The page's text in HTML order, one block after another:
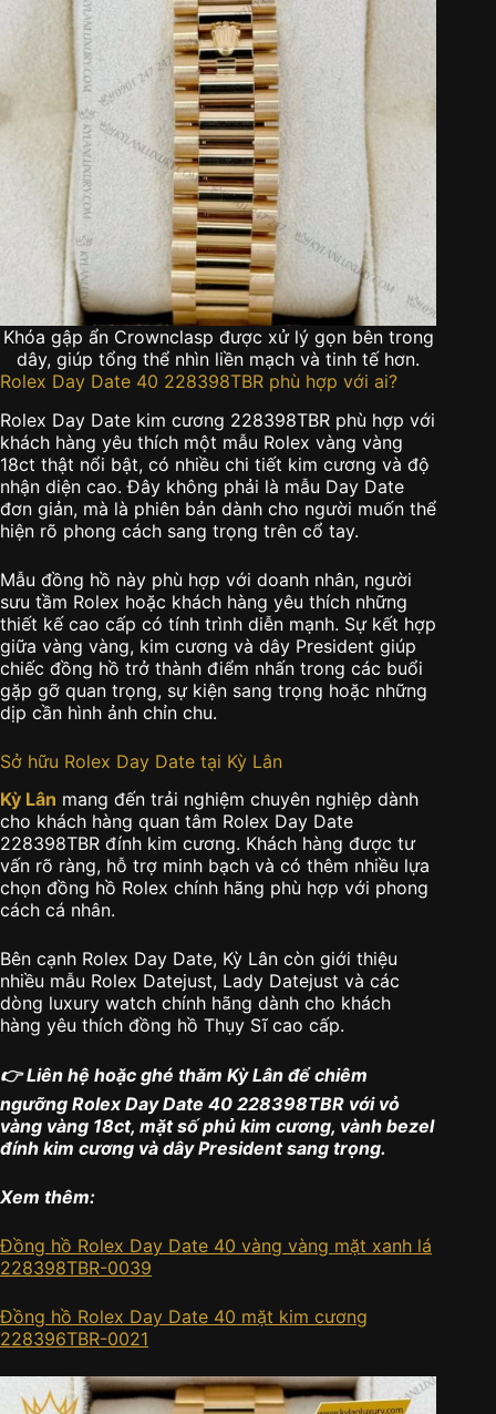
Khóa gập ẩn Crownclasp được xử lý gọn bên trong
dây, giúp tổng thể nhìn liền mạch và tinh tế hơn.
Rolex Day Date 40 228398TBR phù hợp với ai?
Rolex Day Date kim cương 228398TBR phù hợp với
khách hàng yêu thích một mẫu Rolex vàng vàng
18ct thật nổi bật, có nhiều chi tiết kim cương và độ
nhận diện cao. Đây không phải là mẫu Day Date
đơn giản, mà là phiên bản dành cho người muốn thể
hiện rõ phong cách sang trọng trên cổ tay.
Mẫu đồng hồ này phù hợp với doanh nhân, người
sưu tầm Rolex hoặc khách hàng yêu thích những
thiết kế cao cấp có tính trình diễn mạnh. Sự kết hợp
giữa vàng vàng, kim cương và dây President giúp
chiếc đồng hồ trở thành điểm nhấn trong các buổi
gặp gỡ quan trọng, sự kiện sang trọng hoặc những
dịp cần hình ảnh chỉn chu.
Sở hữu Rolex Day Date tại Kỳ Lân
Kỳ Lân mang đến trải nghiệm chuyên nghiệp dành
cho khách hàng quan tâm Rolex Day Date
228398TBR đính kim cương. Khách hàng được tư
vấn rõ ràng, hỗ trợ minh bạch và có thêm nhiều lựa
chọn đồng hồ Rolex chính hãng phù hợp với phong
cách cá nhân.
Bên cạnh Rolex Day Date, Kỳ Lân còn giới thiệu
nhiều mẫu Rolex Datejust, Lady Datejust và các
dòng luxury watch chính hãng dành cho khách
hàng yêu thích đồng hồ Thụy Sĩ cao cấp.
👉 Liên hệ hoặc ghé thăm Kỳ Lân để chiêm
ngưỡng Rolex Day Date 40 228398TBR với vỏ
vàng vàng 18ct, mặt số phủ kim cương, vành bezel
đính kim cương và dây President sang trọng.
Xem thêm:
Đồng hồ Rolex Day Date 40 vàng vàng mặt xanh lá
228398TBR-0039
Đồng hồ Rolex Day Date 40 mặt kim cương
228396TBR-0021